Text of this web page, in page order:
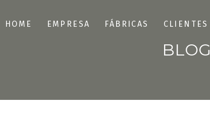
HOME EMPRESA FÁBRICAS CLIENTES
BLOG